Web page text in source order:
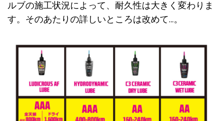
ルブの施工状況によって、耐久性は大きく変わりま
す。そのあたりの詳しいところは改めて…。